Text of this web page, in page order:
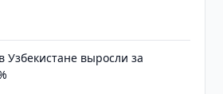
Узбекистане выросли за